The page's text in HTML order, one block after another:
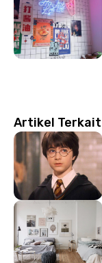
Artikel Terkait